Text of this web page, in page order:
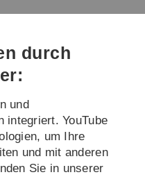
durch
und
integriert. YouTube
um Ihre
und mit anderen
Sie in unserer